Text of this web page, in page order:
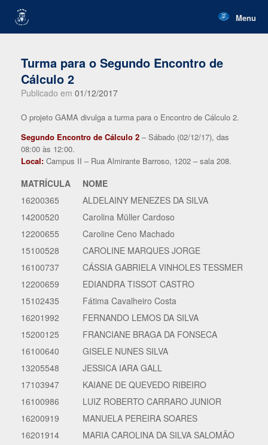
content
Menu
Turma para o Segundo Encontro de
Cálculo 2
Publicado em 01/12/2017
O projeto GAMA divulga a turma para o Encontro de Cálculo 2.
Segundo Encontro de Cálculo 2 – Sábado (02/12/17), das
08:00 às 12:00.
Local: Campus II – Rua Almirante Barroso, 1202 – sala 208.
MATRÍCULA
NOME
16200365
ALDELAINY MENEZES DA SILVA
14200520
Carolina Müller Cardoso
12200655
Caroline Ceno Machado
15100528
CAROLINE MARQUES JORGE
16100737
CÁSSIA GABRIELA VINHOLES TESSMER
12200659
EDIANDRA TISSOT CASTRO
15102435
Fátima Cavalheiro Costa
16201992
FERNANDO LEMOS DA SILVA
15200125
FRANCIANE BRAGA DA FONSECA
16100640
GISELE NUNES SILVA
13205548
JESSICA IARA GALL
17103947
KAIANE DE QUEVEDO RIBEIRO
16100986
LUIZ ROBERTO CARRARO JUNIOR
16200919
MANUELA PEREIRA SOARES
16201914
MARIA CAROLINA DA SILVA SALOMÃO